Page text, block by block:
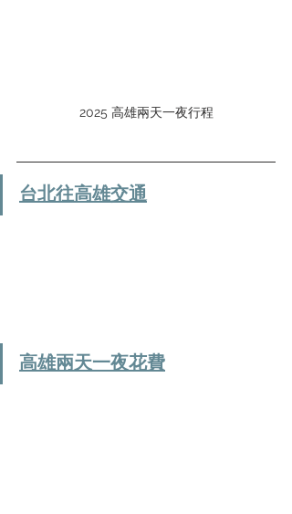
2025 高雄兩天一夜行程
台北往高雄交通
高雄兩天一夜花費